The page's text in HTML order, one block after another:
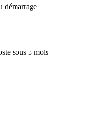
démarrage
sous 3 mois